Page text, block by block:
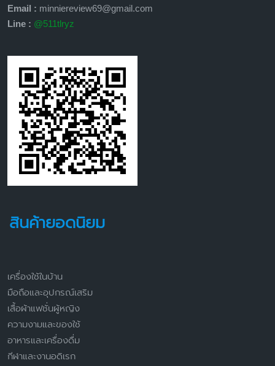
Email : minniereview69@gmail.com
Line : @511tlryz
สินค้ายอดนิยม
เครื่องใช้ในบ้าน
มือถือและอุปกรณ์เสริม
เสื้อผ้าแฟชั่นผู้หญิง
ความงามและของใช้
อาหารและเครื่องดื่ม
กีฬาและงานอดิเรก